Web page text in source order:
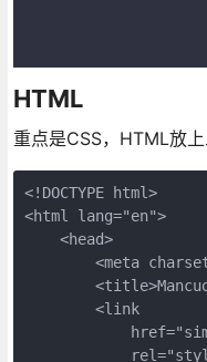
HTML
重点是CSS，HTML放
<!DOCTYPE html>
<html lang="en">
    <head>
<meta
        <link